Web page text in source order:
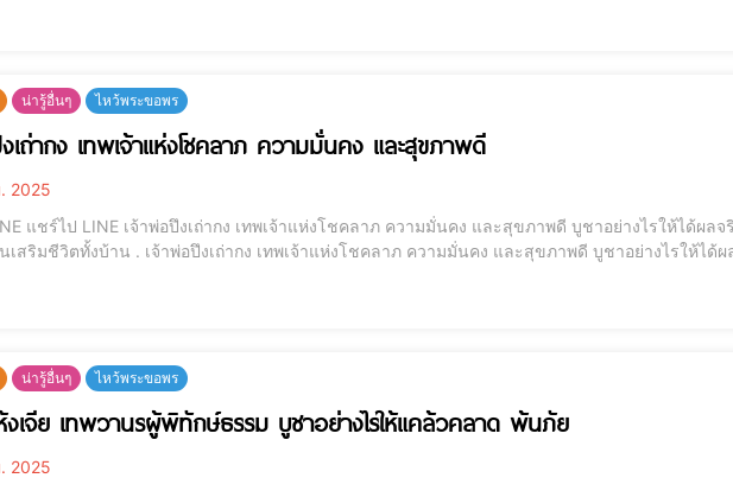
น่ารู้อื่นๆ ไหว้พระขอพร
เถ่ากง เทพเจ้าแห่งโชคลาภ ความมั่นคง และสุขภาพดี
2025
จริง? พร้อมคาถา ของไหว้
เจ้าแห่งโชคลาภ ความมั่นคง และสุขภาพดี บูชาอย่างไรให้ได้ผลจริง? พร้อมคาถา ของ
น่ารู้อื่นๆ ไหว้พระขอพร
งเจีย เทพวานรผู้พิทักษ์ธรรม บูชาอย่างไรให้แคล้วคลาด พ้นภัย
2025